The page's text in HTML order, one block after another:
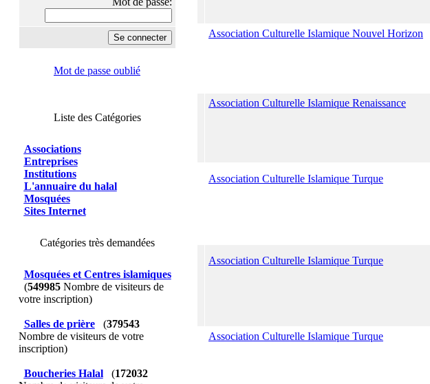
Mot de passe oublié
Liste des Catégories
Associations
Entreprises
Institutions
L'annuaire du halal
Mosquées
Sites Internet
Catégories très demandées
Mosquées et Centres islamiques
(549985Nombre de visiteurs de
votre inscription)
Salles de prière (379543
Nombre de visiteurs de votre
inscription)
Boucheries Halal (172032
Association Culturelle Islamique Nouvel Horizon
Association Culturelle Islamique Renaissance
Association Culturelle Islamique Turque
Association Culturelle Islamique Turque
Association Culturelle Islamique Turque